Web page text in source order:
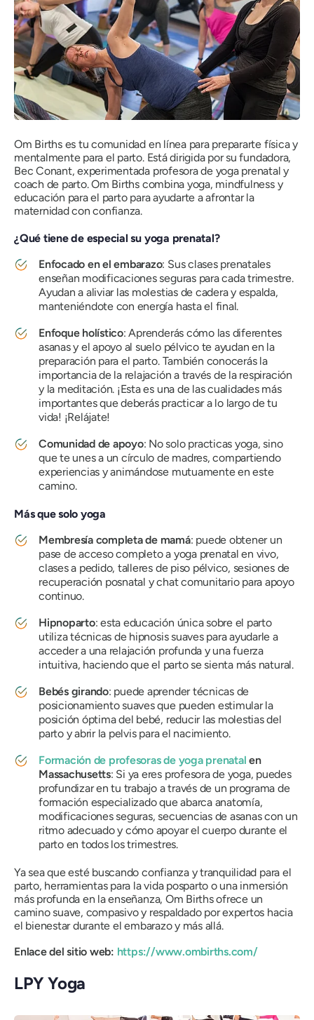
Om Births es tu comunidad en línea para prepararte física y
mentalmente para el parto. Está dirigida por su fundadora,
Bec Conant, experimentada profesora de yoga prenatal y
coach de parto. Om Births combina yoga, mindfulness y
educación para el parto para ayudarte a afrontar la
maternidad con confianza.
¿Qué tiene de especial su yoga prenatal?
Enfocado en el embarazo: Sus clases prenatales
enseñan modificaciones seguras para cada trimestre.
Ayudan a aliviar las molestias de cadera y espalda,
manteniéndote con energía hasta el final.
Enfoque holístico: Aprenderás cómo las diferentes
asanas y el apoyo al suelo pélvico te ayudan en la
preparación para el parto. También conocerás la
importancia de la relajación a través de la respiración
y la meditación. ¡Esta es una de las cualidades más
importantes que deberás practicar a lo largo de tu
vida! ¡Relájate!
Comunidad de apoyo: No solo practicas yoga, sino
que te unes a un círculo de madres, compartiendo
experiencias y animándose mutuamente en este
camino.
Más que solo yoga
Membresía completa de mamá: puede obtener un
pase de acceso completo a yoga prenatal en vivo,
clases a pedido, talleres de piso pélvico, sesiones de
recuperación posnatal y chat comunitario para apoyo
continuo.
Hipnoparto: esta educación única sobre el parto
utiliza técnicas de hipnosis suaves para ayudarle a
acceder a una relajación profunda y una fuerza
intuitiva, haciendo que el parto se sienta más natural.
Bebés girando: puede aprender técnicas de
posicionamiento suaves que pueden estimular la
posición óptima del bebé, reducir las molestias del
parto y abrir la pelvis para el nacimiento.
Formación de profesoras de yoga prenatal en
Massachusetts: Si ya eres profesora de yoga, puedes
profundizar en tu trabajo a través de un programa de
formación especializado que abarca anatomía,
modificaciones seguras, secuencias de asanas con un
ritmo adecuado y cómo apoyar el cuerpo durante el
parto en todos los trimestres.
Ya sea que esté buscando confianza y tranquilidad para el
parto, herramientas para la vida posparto o una inmersión
más profunda en la enseñanza, Om Births ofrece un
camino suave, compasivo y respaldado por expertos hacia
el bienestar durante el embarazo y más allá.
Enlace del sitio web: https://www.ombirths.com/
LPY Yoga